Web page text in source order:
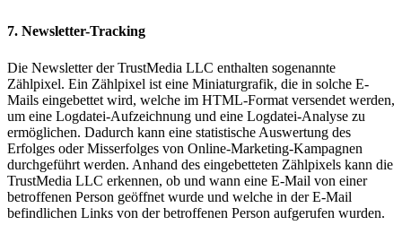
7. Newsletter-Tracking
Die Newsletter der TrustMedia LLC enthalten sogenannte
Zählpixel. Ein Zählpixel ist eine Miniaturgrafik, die in solche E-
Mails eingebettet wird, welche im HTML-Format versendet werden,
um eine Logdatei-Aufzeichnung und eine Logdatei-Analyse zu
ermöglichen. Dadurch kann eine statistische Auswertung des
Erfolges oder Misserfolges von Online-Marketing-Kampagnen
durchgeführt werden. Anhand des eingebetteten Zählpixels kann die
TrustMedia LLC erkennen, ob und wann eine E-Mail von einer
betroffenen Person geöffnet wurde und welche in der E-Mail
befindlichen Links von der betroffenen Person aufgerufen wurden.